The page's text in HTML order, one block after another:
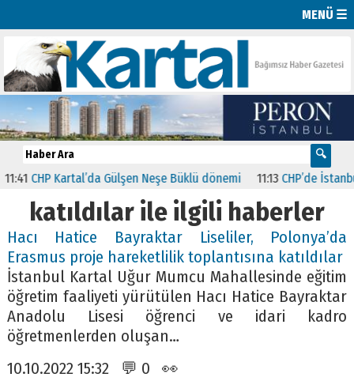
MENÜ ☰
CHP Kartal’da Gülşen Neşe Büklü dönemi 11:13 CHP’de
katıldılar ile ilgili haberler
Hacı Hatice Bayraktar Liseliler, Polonya’da
Erasmus proje hareketlilik toplantısına katıldılar
İstanbul Kartal Uğur Mumcu Mahallesinde eğitim
öğretim faaliyeti yürütülen Hacı Hatice Bayraktar
Anadolu Lisesi öğrenci ve idari kadro
öğretmenlerden oluşan…
10.10.2022 15:32 💬 0 👀